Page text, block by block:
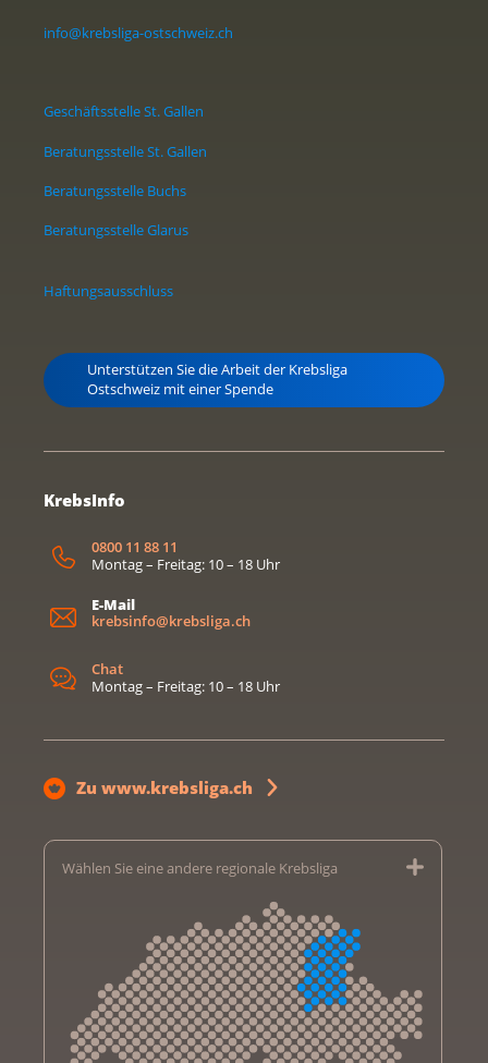
info@krebsliga-ostschweiz.ch
Geschäftsstelle St. Gallen
Beratungsstelle St. Gallen
Beratungsstelle Buchs
Beratungsstelle Glarus
Haftungsausschluss
Unterstützen Sie die Arbeit der Krebsliga
Ostschweiz mit einer Spende
KrebsInfo
0800 11 88 11
Montag – Freitag: 10 – 18 Uhr
E-Mail
krebsinfo@krebsliga.ch
Chat
Montag – Freitag: 10 – 18 Uhr
Zu www.krebsliga.ch
Wählen Sie eine andere regionale Krebsliga